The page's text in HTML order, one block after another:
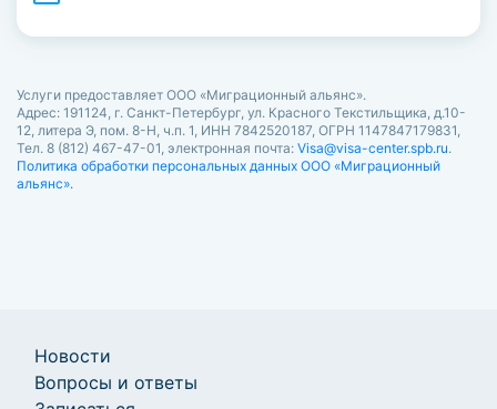
Услуги предоставляет ООО «Миграционный альянс».
Адрес: 191124, г. Санкт-Петербург, ул. Красного Текстильщика, д.10-
12, литера Э, пом. 8-Н, ч.п. 1, ИНН 7842520187, ОГРН 1147847179831,
Тел. 8 (812) 467-47-01, электронная почта: Visa@visa-center.spb.ru.
Политика обработки персональных данных ООО «Миграционный
альянс».
Новости
Вопросы и ответы